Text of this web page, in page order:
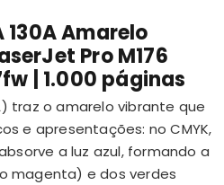
130A Amarelo
Pro M176
| 1.000 páginas
traz o amarelo vibrante que
e apresentações: no CMYK,
a luz azul, formando a
magenta) e dos verdes